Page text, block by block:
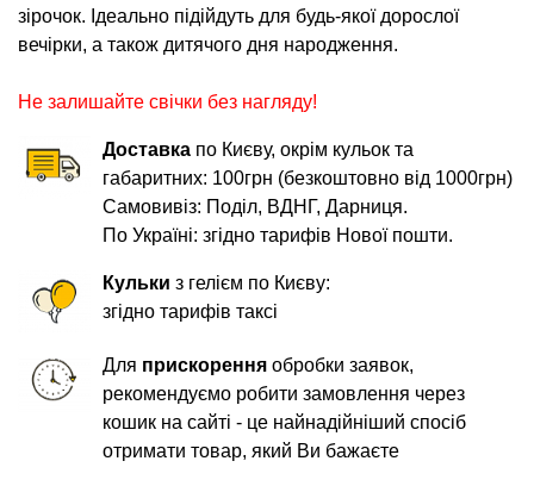
зірочок. Ідеально підійдуть для будь-якої дорослої
вечірки, а також дитячого дня народження.
Не залишайте свічки без нагляду!
Доставка по Києву, окрім кульок та
габаритних: 100грн (безкоштовно від 1000грн)
Самовивіз: Поділ, ВДНГ, Дарниця.
По Україні: згідно тарифів Нової пошти.
Кульки з гелієм по Києву:
згідно тарифів таксі
Для прискорення обробки заявок,
рекомендуємо робити замовлення через
кошик на сайті - це найнадійніший спосіб
отримати товар, який Ви бажаєте